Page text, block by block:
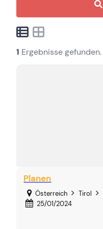
1 Ergebnisse gefunden.
Planen
Österreich Tirol
25/01/2024